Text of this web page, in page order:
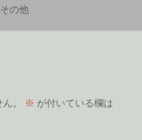
カ
その他
。 ※ が付いている欄は